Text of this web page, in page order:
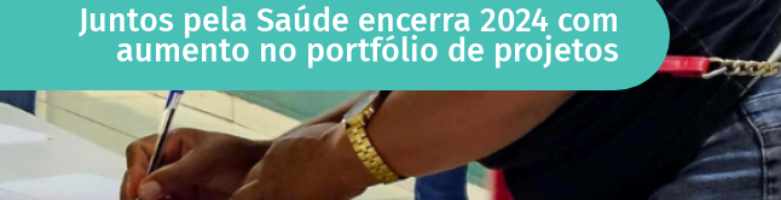
Juntos pela Saúde encerra 2024 com
aumento no portfólio de projetos